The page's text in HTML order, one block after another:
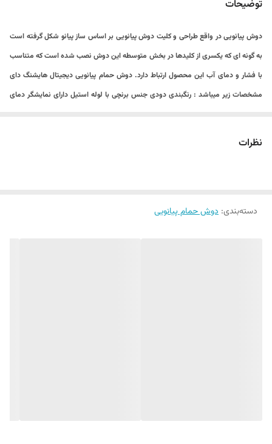
توضیحات
دوش پیانویی در واقع طراحی و کلیت دوش پیانویی بر اساس ساز پیانو شکل گرفته است
به گونه‌ ای که یکسری از کلیدها در بخش متوسطه این دوش نصب شده است که متناسب
با فشار و دمای آب این محصول ارتباط دارد. دوش حمام پیانویی دیجیتال هایشنگ دای
مشخصات زیر میباشد : رنگبندی دودی جنس برنچی با لوله استیل دارای نمایشگر دمای
نظرات
دسته‌بندی: دوش حمام پیانویی